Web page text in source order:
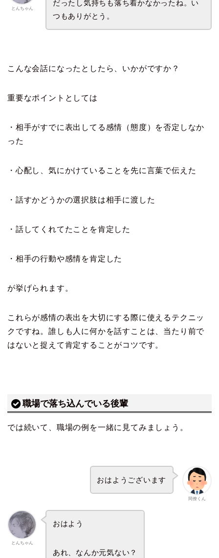
とんちゃん
だったし気持ちも落ち着かなかったね。い
つもありがとう。
こんな会話になったとしたら、いかがですか？
重要なポイントとしては
・相手がすでに表出してる感情（態度）を否定しなか
った
・心配し、気にかけていることを先に言葉で伝えた
・話すかどうかの選択肢は相手に渡した
・話してくれてたことを肯定した
・相手の行動や感情を肯定した
が挙げられます。
これらが感情の表出を大切にする際に使えるテクニッ
クですね。誰しも人に何かを話すことは、当たり前で
はないと捉えて肯定することがコツです。
職場で落ち込んでいる後輩
では続いて、職場の例を一緒に見てみましょう。
同僚くん
おはようございます
とんちゃん
おはよう
あれ、なんか元気ない？